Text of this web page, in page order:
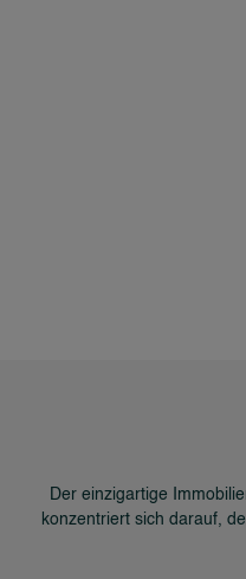
Der einzigartige
konzentriert sich darauf,